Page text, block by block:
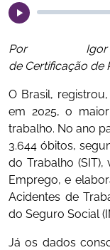
Por Igor
de Certificação de
O Brasil,
em 2025, o
trabalho. No ano
3.644 óbitos,
do Trabalho
Emprego, e
Acidentes de
do Seguro Social
Já os dados